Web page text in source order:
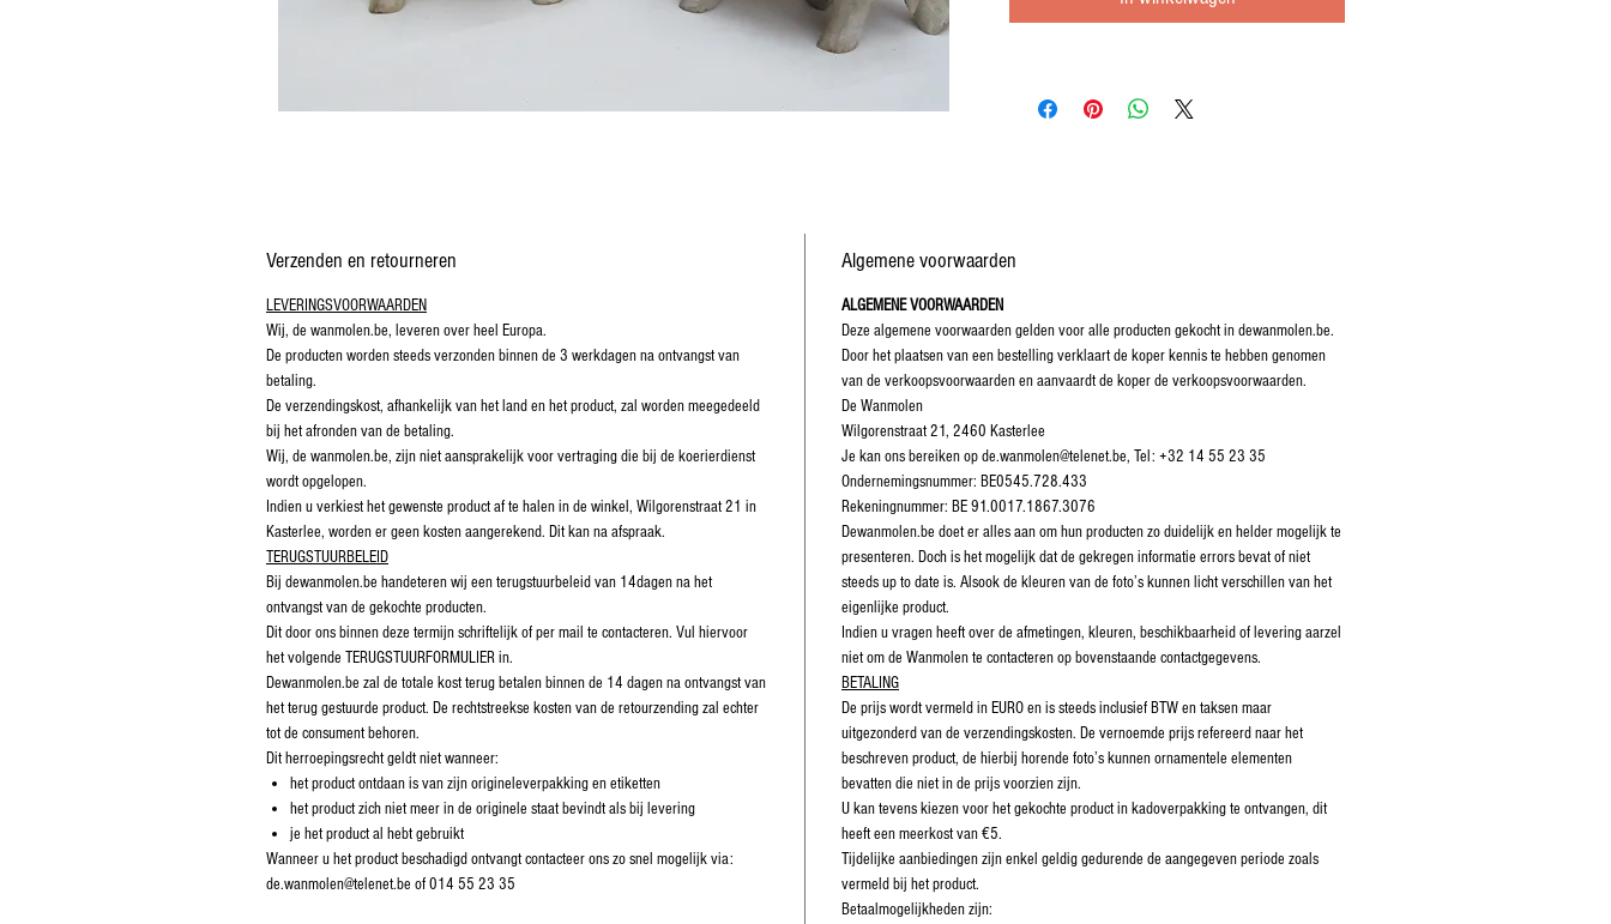
Verzenden en retourneren
LEVERINGSVOORWAARDEN
Wij, de wanmolen.be, leveren over heel Europa.
De producten worden steeds verzonden binnen de 3 werkdagen na ontvangst van
betaling.
De verzendingskost, afhankelijk van het land en het product, zal worden meegedeeld
bij het afronden van de betaling.
Wij, de wanmolen.be, zijn niet aansprakelijk voor vertraging die bij de koerierdienst
wordt opgelopen.
Indien u verkiest het gewenste product af te halen in de winkel, Wilgorenstraat 21 in
Kasterlee, worden er geen kosten aangerekend. Dit kan na afspraak.
TERUGSTUURBELEID
Bij dewanmolen.be handeteren wij een terugstuurbeleid van 14dagen na het
ontvangst van de gekochte producten.
Dit door ons binnen deze termijn schriftelijk of per mail te contacteren. Vul hiervoor
het volgende TERUGSTUURFORMULIER in.
Dewanmolen.be zal de totale kost terug betalen binnen de 14 dagen na ontvangst van
het terug gestuurde product. De rechtstreekse kosten van de retourzending zal echter
tot de consument behoren.
Dit herroepingsrecht geldt niet wanneer:
het product ontdaan is van zijn origineleverpakking en etiketten
het product zich niet meer in de originele staat bevindt als bij levering
je het product al hebt gebruikt
Wanneer u het product beschadigd ontvangt contacteer ons zo snel mogelijk via:
de.wanmolen@telenet.be of 014 55 23 35
Algemene voorwaarden
ALGEMENE VOORWAARDEN
Deze algemene voorwaarden gelden voor alle producten gekocht in dewanmolen.be.
Door het plaatsen van een bestelling verklaart de koper kennis te hebben genomen
van de verkoopsvoorwaarden en aanvaardt de koper de verkoopsvoorwaarden.
De Wanmolen
Wilgorenstraat 21, 2460 Kasterlee
Je kan ons bereiken op de.wanmolen@telenet.be, Tel: +32 14 55 23 35
Ondernemingsnummer: BE0545.728.433
Rekeningnummer: BE 91.0017.1867.3076
Dewanmolen.be doet er alles aan om hun producten zo duidelijk en helder mogelijk te
presenteren. Doch is het mogelijk dat de gekregen informatie errors bevat of niet
steeds up to date is. Alsook de kleuren van de foto’s kunnen licht verschillen van het
eigenlijke product.
Indien u vragen heeft over de afmetingen, kleuren, beschikbaarheid of levering aarzel
niet om de Wanmolen te contacteren op bovenstaande contactgegevens.
BETALING
De prijs wordt vermeld in EURO en is steeds inclusief BTW en taksen maar
uitgezonderd van de verzendingskosten. De vernoemde prijs refereerd naar het
beschreven product, de hierbij horende foto’s kunnen ornamentele elementen
bevatten die niet in de prijs voorzien zijn.
U kan tevens kiezen voor het gekochte product in kadoverpakking te ontvangen, dit
heeft een meerkost van €5.
Tijdelijke aanbiedingen zijn enkel geldig gedurende de aangegeven periode zoals
vermeld bij het product.
Betaalmogelijkheden zijn: